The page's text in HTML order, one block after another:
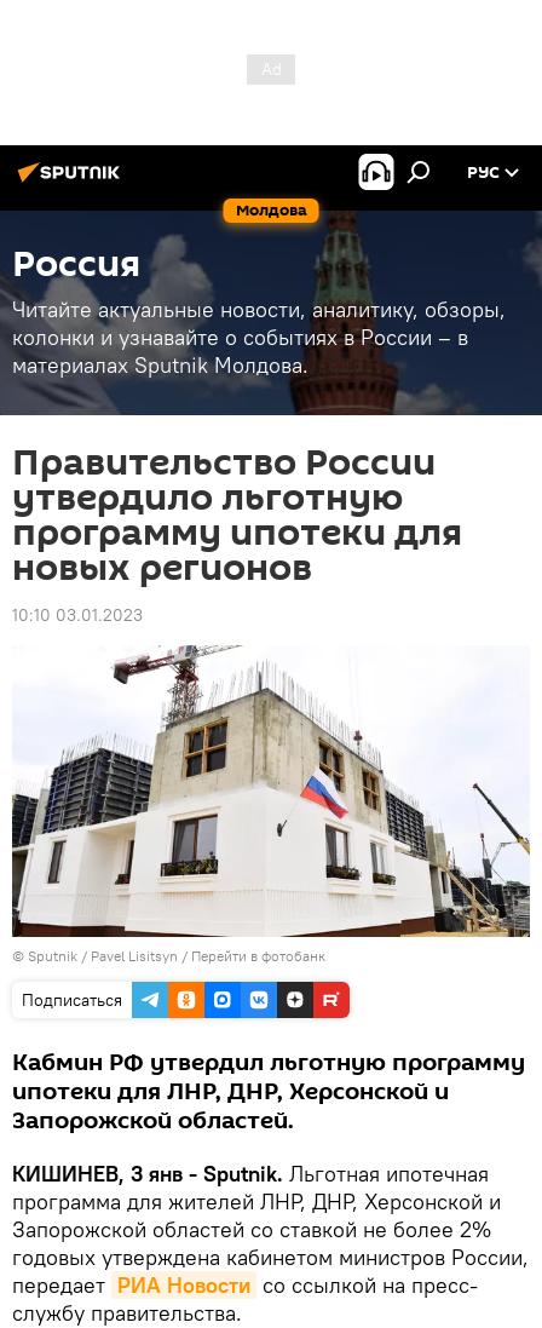
Молдова
РУС
Россия
Читайте актуальные новости, аналитику, обзоры,
колонки и узнавайте о событиях в России – в
материалах Sputnik Молдова.
Правительство России
утвердило льготную
программу ипотеки для
новых регионов
10:10 03.01.2023
© Sputnik / Pavel Lisitsyn / Перейти в фотобанк
Подписаться
Кабмин РФ утвердил льготную программу
ипотеки для ЛНР, ДНР, Херсонской и
Запорожской областей.
КИШИНЕВ, 3 янв - Sputnik. Льготная ипотечная
программа для жителей ЛНР, ДНР, Херсонской и
Запорожской областей со ставкой не более 2%
годовых утверждена кабинетом министров России,
передает РИА Новости со ссылкой на пресс-
службу правительства.